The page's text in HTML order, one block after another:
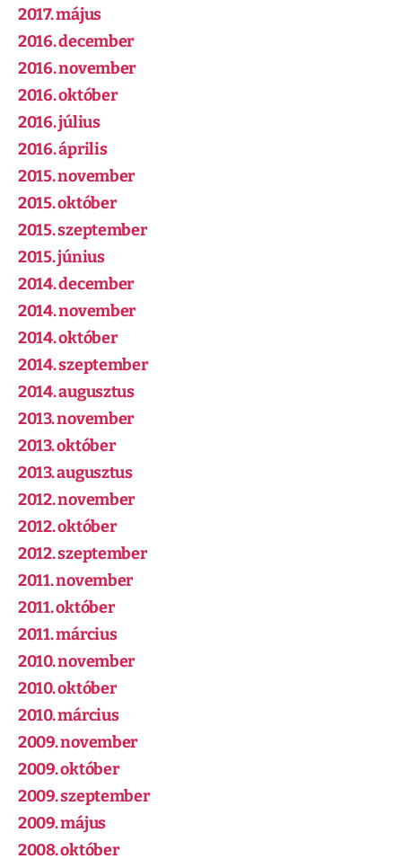
2017. május
2016. december
2016. november
2016. október
2016. július
2016. április
2015. november
2015. október
2015. szeptember
2015. június
2014. december
2014. november
2014. október
2014. szeptember
2014. augusztus
2013. november
2013. október
2013. augusztus
2012. november
2012. október
2012. szeptember
2011. november
2011. október
2011. március
2010. november
2010. október
2010. március
2009. november
2009. október
2009. szeptember
2009. május
2008. október